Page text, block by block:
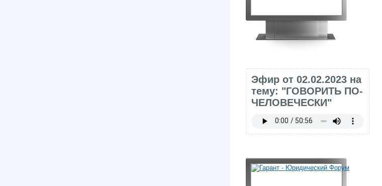
Эфир от 02.02.2023 на
тему: "ГОВОРИТЬ ПО-
ЧЕЛОВЕЧЕСКИ"